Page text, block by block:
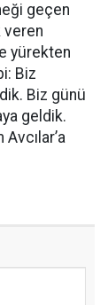
geçen
veren
yürekten
Biz
Biz günü
geldik.